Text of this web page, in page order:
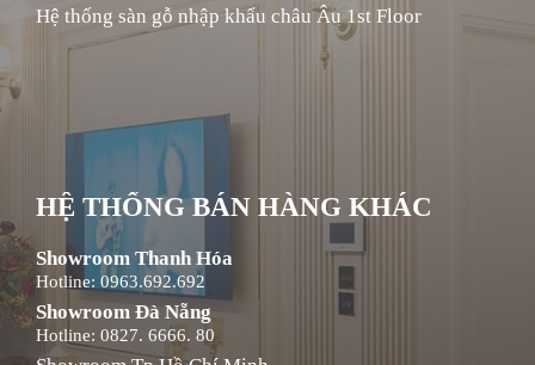
Hệ thống sàn gỗ nhập khẩu châu Âu 1st Floor
HỆ THỐNG BÁN HÀNG KHÁC
Showroom Thanh Hóa
Hotline: 0963.692.692
Showroom Đà Nẵng
Hotline: 0827. 6666. 80